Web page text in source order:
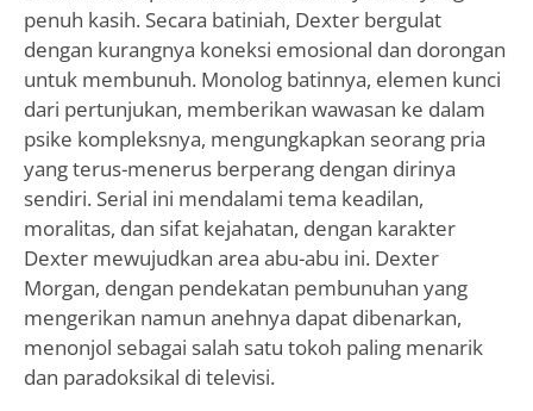
penuh kasih. Secara batiniah, Dexter bergulat
dengan kurangnya koneksi emosional dan dorongan
untuk membunuh. Monolog batinnya, elemen kunci
dari pertunjukan, memberikan wawasan ke dalam
psike kompleksnya, mengungkapkan seorang pria
yang terus-menerus berperang dengan dirinya
sendiri. Serial ini mendalami tema keadilan,
moralitas, dan sifat kejahatan, dengan karakter
Dexter mewujudkan area abu-abu ini. Dexter
Morgan, dengan pendekatan pembunuhan yang
mengerikan namun anehnya dapat dibenarkan,
menonjol sebagai salah satu tokoh paling menarik
dan paradoksikal di televisi.